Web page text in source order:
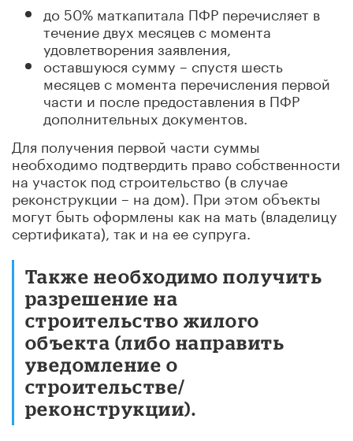
до 50% маткапитала ПФР перечисляет в
течение двух месяцев с момента
удовлетворения заявления,
оставшуюся сумму – спустя шесть
месяцев с момента перечисления первой
части и после предоставления в ПФР
дополнительных документов.
Для получения первой части суммы
необходимо подтвердить право собственности
на участок под строительство (в случае
реконструкции – на дом). При этом объекты
могут быть оформлены как на мать (владелицу
сертификата), так и на ее супруга.
Также необходимо получить
разрешение на
строительство жилого
объекта (либо направить
уведомление о
строительстве/
реконструкции).